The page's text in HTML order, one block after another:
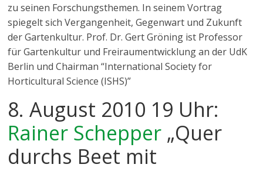
zu seinen Forschungsthemen. In seinem Vortrag
spiegelt sich Vergangenheit, Gegenwart und Zukunft
der Gartenkultur. Prof. Dr. Gert Gröning ist Professor
für Gartenkultur und Freiraumentwicklung an der UdK
Berlin und Chairman “International Society for
Horticultural Science (ISHS)”
8. August 2010 19 Uhr:
Rainer Schepper „Quer
durchs Beet mit